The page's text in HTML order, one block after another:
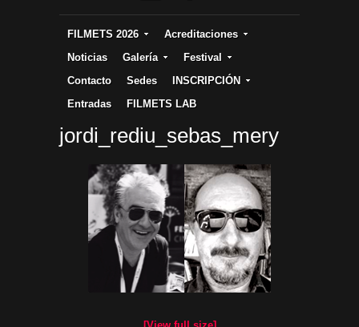
FILMETS 2026
Acreditaciones
Noticias
Galería
Festival
Contacto
Sedes
INSCRIPCIÓN
Entradas
FILMETS LAB
jordi_rediu_sebas_mery